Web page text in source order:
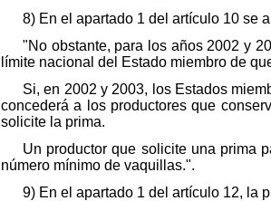
8) En el apartado 1 del artículo 10 se
"No obstante, para los años 2002 y
límite nacional del Estado miembro de
Si, en 2002 y 2003, los Estados
concederá a los productores que
solicite la prima.
Un productor que solicite una prima
número mínimo de vaquillas.".
9) En el apartado 1 del artículo 12, la